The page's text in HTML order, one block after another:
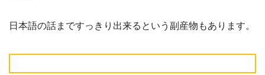
日本語の話まですっきり出来るという副産物もあります。